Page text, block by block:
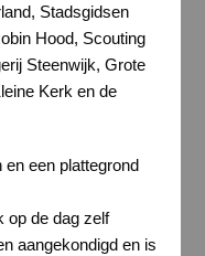
Stadsgidsen
Hood, Scouting
Steenwijk, Grote
Kerk en de
een plattegrond
op de dag zelf
aangekondigd en is